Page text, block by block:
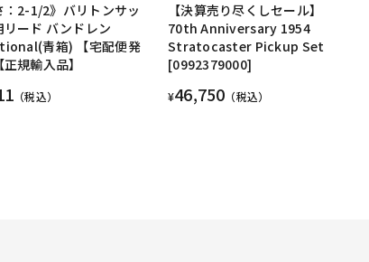
：2-1/2》バリトンサッ
リード バンドレン
青箱) 【宅配便発
規輸入品】
（税込）
【決算売り尽くしセール】
70th Anniversary 1954
Stratocaster Pickup Set
[0992379000]
¥46,750 （税込）